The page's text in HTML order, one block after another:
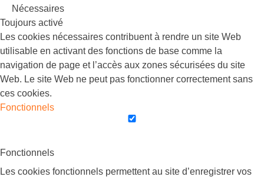
Nécessaires
Toujours activé
Les cookies nécessaires contribuent à rendre un site Web
utilisable en activant des fonctions de base comme la
navigation de page et l’accès aux zones sécurisées du site
Web. Le site Web ne peut pas fonctionner correctement sans
ces cookies.
Fonctionnels
Fonctionnels
Les cookies fonctionnels permettent au site d’enregistrer vos